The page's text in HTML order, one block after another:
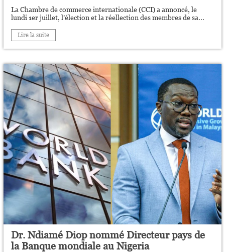
La Chambre de commerce internationale (CCI) a annoncé, le
lundi 1er juillet, l’élection et la réellection des membres de sa...
Lire la suite
Dr. Ndiamé Diop nommé Directeur pays de
la Banque mondiale au Nigeria